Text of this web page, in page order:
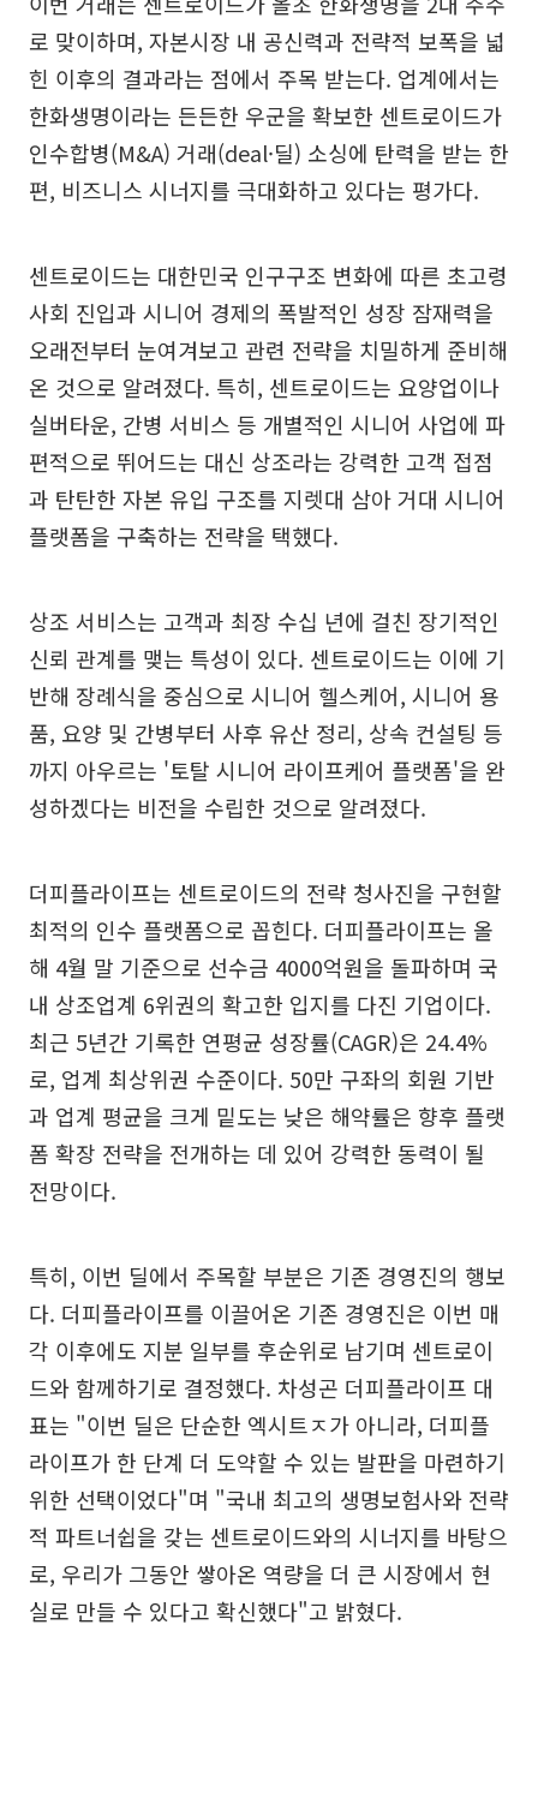
로 맞이하며, 자본시장 내 공신력과 전략적 보폭을 넓
힌 이후의 결과라는 점에서 주목 받는다. 업계에서는
한화생명이라는 든든한 우군을 확보한 센트로이드가
인수합병(M&A) 거래(deal·딜) 소싱에 탄력을 받는 한
편, 비즈니스 시너지를 극대화하고 있다는 평가다.
센트로이드는 대한민국 인구구조 변화에 따른 초고령
사회 진입과 시니어 경제의 폭발적인 성장 잠재력을
오래전부터 눈여겨보고 관련 전략을 치밀하게 준비해
온 것으로 알려졌다. 특히, 센트로이드는 요양업이나
실버타운, 간병 서비스 등 개별적인 시니어 사업에 파
편적으로 뛰어드는 대신 상조라는 강력한 고객 접점
과 탄탄한 자본 유입 구조를 지렛대 삼아 거대 시니어
플랫폼을 구축하는 전략을 택했다.
상조 서비스는 고객과 최장 수십 년에 걸친 장기적인
신뢰 관계를 맺는 특성이 있다. 센트로이드는 이에 기
반해 장례식을 중심으로 시니어 헬스케어, 시니어 용
품, 요양 및 간병부터 사후 유산 정리, 상속 컨설팅 등
까지 아우르는 '토탈 시니어 라이프케어 플랫폼'을 완
성하겠다는 비전을 수립한 것으로 알려졌다.
더피플라이프는 센트로이드의 전략 청사진을 구현할
최적의 인수 플랫폼으로 꼽힌다. 더피플라이프는 올
해 4월 말 기준으로 선수금 4000억원을 돌파하며 국
내 상조업계 6위권의 확고한 입지를 다진 기업이다.
최근 5년간 기록한 연평균 성장률(CAGR)은 24.4%
로, 업계 최상위권 수준이다. 50만 구좌의 회원 기반
과 업계 평균을 크게 밑도는 낮은 해약률은 향후 플랫
폼 확장 전략을 전개하는 데 있어 강력한 동력이 될
전망이다.
특히, 이번 딜에서 주목할 부분은 기존 경영진의 행보
다. 더피플라이프를 이끌어온 기존 경영진은 이번 매
각 이후에도 지분 일부를 후순위로 남기며 센트로이
드와 함께하기로 결정했다. 차성곤 더피플라이프 대
표는 "이번 딜은 단순한 엑시트ㅈ가 아니라, 더피플
라이프가 한 단계 더 도약할 수 있는 발판을 마련하기
위한 선택이었다"며 "국내 최고의 생명보험사와 전략
적 파트너쉽을 갖는 센트로이드와의 시너지를 바탕으
로, 우리가 그동안 쌓아온 역량을 더 큰 시장에서 현
실로 만들 수 있다고 확신했다"고 밝혔다.